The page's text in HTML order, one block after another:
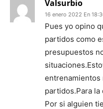
Valsurbio
16 enero 2022 En
Pues yo opino
partidos como
presupuestos
entrenamientos
partidos.Para
Por si alguien